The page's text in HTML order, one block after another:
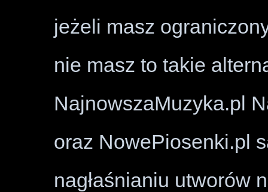
jeżeli masz
nie masz to takie
NajnowszaMuzyka.pl
oraz NowePiosenki.pl
nagłaśnianiu utworów